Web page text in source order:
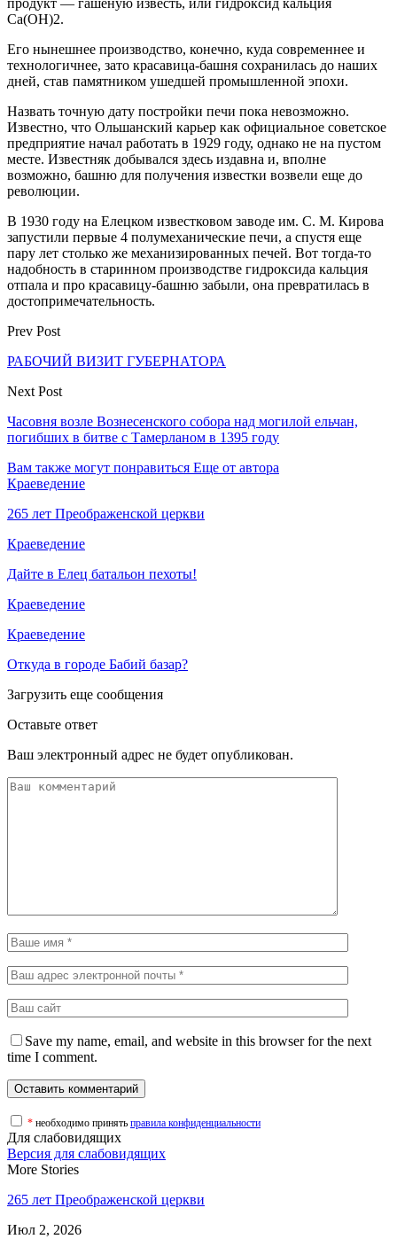
Ca(OH)2.
Его нынешнее производство, конечно, куда современнее и
технологичнее, зато красавица-башня сохранилась до наших
дней, став памятником ушедшей промышленной эпохи.
Назвать точную дату постройки печи пока невозможно.
Известно, что Ольшанский карьер как официальное советское
предприятие начал работать в 1929 году, однако не на пустом
месте. Известняк добывался здесь издавна и, вполне
возможно, башню для получения известки возвели еще до
революции.
В 1930 году на Елецком известковом заводе им. С. М. Кирова
запустили первые 4 полумеханические печи, а спустя еще
пару лет столько же механизированных печей. Вот тогда-то
надобность в старинном производстве гидроксида кальция
отпала и про красавицу-башню забыли, она превратилась в
достопримечательность.
Prev Post
РАБОЧИЙ ВИЗИТ ГУБЕРНАТОРА
Next Post
Часовня возле Вознесенского собора над могилой ельчан,
погибших в битве с Тамерланом в 1395 году
Вам также могут понравиться Еще от автора
Краеведение
265 лет Преображенской церкви
Краеведение
Дайте в Елец батальон пехоты!
Краеведение
Краеведение
Откуда в городе Бабий базар?
Загрузить еще сообщения
Оставьте ответ
Ваш электронный адрес не будет опубликован.
Save my name, email, and website in this browser for the next
time I comment.
* необходимо принять правила конфиденциальности
Для слабовидящих
Версия для слабовидящих
More Stories
265 лет Преображенской церкви
Июл 2, 2026